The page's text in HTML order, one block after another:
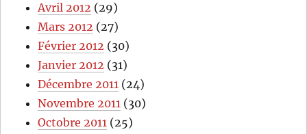
Avril 2012 (29)
Mars 2012 (27)
Février 2012 (30)
Janvier 2012 (31)
Décembre 2011 (24)
Novembre 2011 (30)
Octobre 2011 (25)